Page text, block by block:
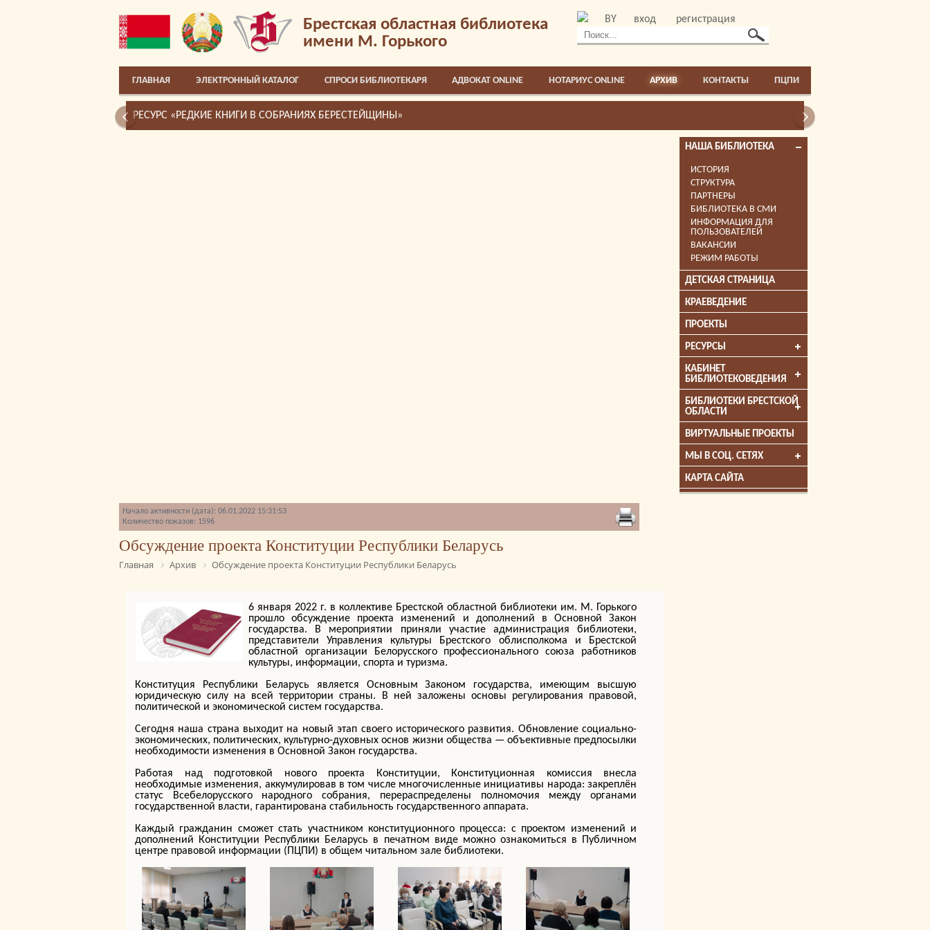
Брестская областная библиотека
имени М. Горького
BY вход регистрация
ГЛАВНАЯ ЭЛЕКТРОННЫЙ КАТАЛОГ СПРОСИ БИБЛИОТЕКАРЯ АДВОКАТ ONLINE НОТАРИУС ONLINE АРХИВ КОНТАКТЫ ПЦПИ
РЕСУРС «РЕДКИЕ КНИГИ В СОБРАНИЯХ БЕРЕСТЕЙЩИНЫ» РЕСУРС «ЦИФРОВАЯ
НАША БИБЛИОТЕКА
ИСТОРИЯ
СТРУКТУРА
ПАРТНЕРЫ
БИБЛИОТЕКА В СМИ
ИНФОРМАЦИЯ ДЛЯ
ПОЛЬЗОВАТЕЛЕЙ
ВАКАНСИИ
РЕЖИМ РАБОТЫ
ДЕТСКАЯ СТРАНИЦА
КРАЕВЕДЕНИЕ
ПРОЕКТЫ
РЕСУРСЫ
КАБИНЕТ
БИБЛИОТЕКОВЕДЕНИЯ
БИБЛИОТЕКИ БРЕСТСКОЙ
ОБЛАСТИ
ВИРТУАЛЬНЫЕ ПРОЕКТЫ
МЫ В СОЦ. СЕТЯХ
КАРТА САЙТА
Начало активности (дата): 06.01.2022 15:31:53
Количество показов: 1596
Обсуждение проекта Конституции Республики Беларусь
Главная Архив Обсуждение проекта Конституции Республики Беларусь
6 января 2022 г. в коллективе Брестской областной библиотеки им. М. Горького
прошло обсуждение проекта изменений и дополнений в Основной Закон
государства. В мероприятии приняли участие администрация библиотеки,
представители Управления культуры Брестского облисполкома и Брестской
областной организации Белорусского профессионального союза работников
культуры, информации, спорта и туризма.
Конституция Республики Беларусь является Основным Законом государства, имеющим высшую
юридическую силу на всей территории страны. В ней заложены основы регулирования правовой,
политической и экономической систем государства.
Сегодня наша страна выходит на новый этап своего исторического развития. Обновление социально-
экономических, политических, культурно-духовных основ жизни общества — объективные предпосылки
необходимости изменения в Основной Закон государства.
Работая над подготовкой нового проекта Конституции, Конституционная комиссия внесла
необходимые изменения, аккумулировав в том числе многочисленные инициативы народа: закреплён
статус Всебелорусского народного собрания, перераспределены полномочия между органами
государственной власти, гарантирована стабильность государственного аппарата.
Каждый гражданин сможет стать участником конституционного процесса: с проектом изменений и
дополнений Конституции Республики Беларусь в печатном виде можно ознакомиться в Публичном
центре правовой информации (ПЦПИ) в общем читальном зале библиотеки.